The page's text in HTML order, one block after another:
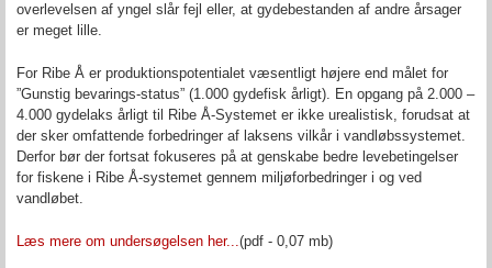
overlevelsen af yngel slår fejl eller, at gydebestanden af andre årsager
er meget lille.
For Ribe Å er produktionspotentialet væsentligt højere end målet for
”Gunstig bevarings-status” (1.000 gydefisk årligt). En opgang på 2.000 –
4.000 gydelaks årligt til Ribe Å-Systemet er ikke urealistisk, forudsat at
der sker omfattende forbedringer af laksens vilkår i vandløbssystemet.
Derfor bør der fortsat fokuseres på at genskabe bedre levebetingelser
for fiskene i Ribe Å-systemet gennem miljøforbedringer i og ved
vandløbet.
Læs mere om undersøgelsen her...(pdf - 0,07 mb)